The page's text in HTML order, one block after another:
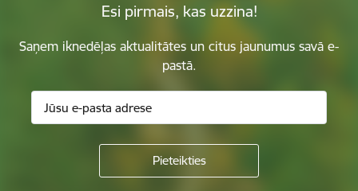
Esi pirmais, kas uzzina!
Saņem iknedēļas aktualitātes un citus jaunumus savā e-
pastā.